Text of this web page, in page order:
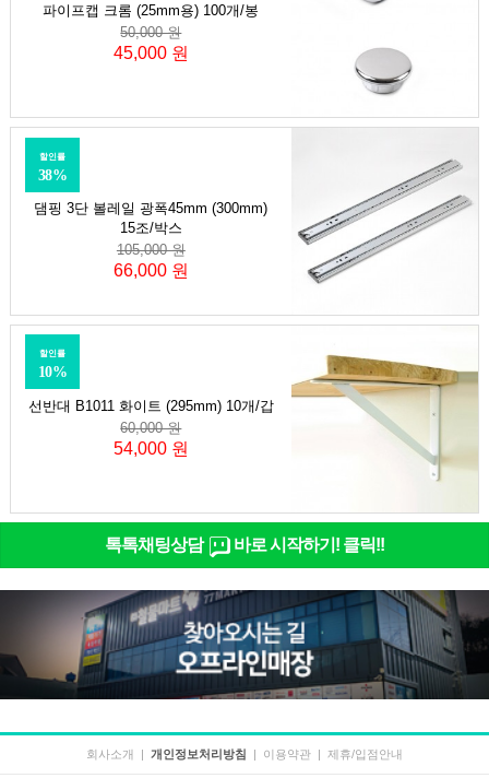
파이프캡 크롬 (25mm용) 100개/봉
50,000 원
45,000 원
댐핑 3단 볼레일 광폭45mm (300mm)
15조/박스
할인률
38%
105,000 원
66,000 원
선반대 B1011 화이트 (295mm) 10개/갑
할인률
10%
60,000 원
54,000 원
톡톡채팅상담 바로 시작하기! 클릭!!
회사소개 | 개인정보처리방침 | 이용약관 | 제휴/입점안내